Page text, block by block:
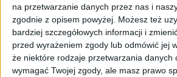
na przetwarzanie danych przez nas i
zgodnie z opisem powyżej. Możesz też
bardziej szczegółowych informacji i
przed wyrażeniem zgody lub odmówić jej
że niektóre rodzaje przetwarzania danych
wymagać Twojej zgody, ale masz prawo
Regulamin wyborów Miss Czytelników